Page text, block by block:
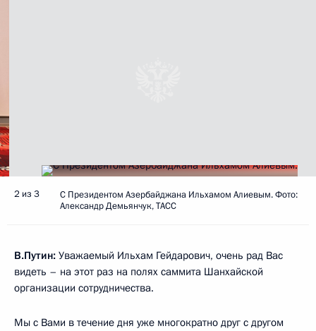
2 из 3
С Президентом Азербайджана Ильхамом Алиевым. Фото:
Александр Демьянчук, ТАСС
В.Путин: Уважаемый Ильхам Гейдарович, очень рад Вас
видеть – на этот раз на полях саммита Шанхайской
организации сотрудничества.
Мы с Вами в течение дня уже многократно друг с другом